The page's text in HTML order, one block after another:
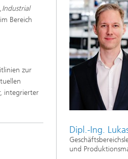
Industrial
Bereich
zur
integrierter
Dipl.-Ing.
und